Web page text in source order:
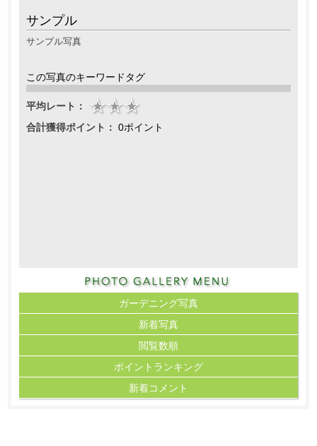
サンプル
サンプル写真
この写真のキーワードタグ
平均レート：
合計獲得ポイント： 0ポイント
ガーデニング写真
新着写真
閲覧数順
ポイント ランキング
新着コメント